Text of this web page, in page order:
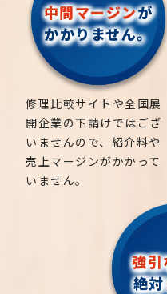
中間マージンが
かかりません。
修理比較サイトや全国展
開企業の下請けではござ
いませんので、紹介料や
売上マージンがかかって
いません。
強
絶